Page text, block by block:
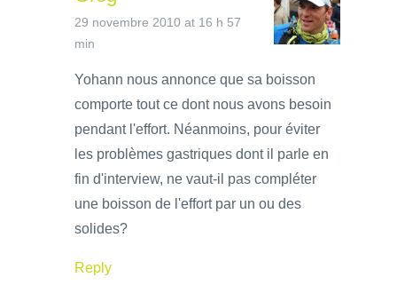
29 novembre 2010 at 16 h 57
min
Yohann nous annonce que sa boisson
comporte tout ce dont nous avons besoin
pendant l'effort. Néanmoins, pour éviter
les problèmes gastriques dont il parle en
fin d'interview, ne vaut-il pas compléter
une boisson de l'effort par un ou des
solides?
Reply